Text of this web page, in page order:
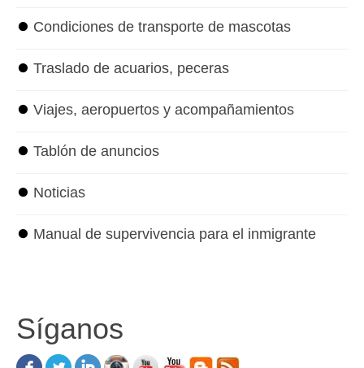
⏺ Condiciones de transporte de mascotas
⏺ Traslado de acuarios, peceras
⏺ Viajes, aeropuertos y acompañamientos
⏺ Tablón de anuncios
⏺ Noticias
⏺ Manual de supervivencia para el inmigrante
Síganos